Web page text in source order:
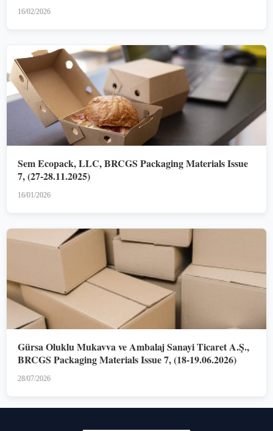
16/02/2026
Sem Ecopack, LLC, BRCGS Packaging Materials Issue
7, (27-28.11.2025)
16/01/2026
Gürsa Oluklu Mukavva ve Ambalaj Sanayi Ticaret A.Ş.,
BRCGS Packaging Materials Issue 7, (18-19.06.2026)
28/07/2026